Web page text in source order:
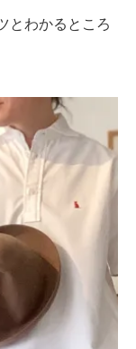
とわかるところ